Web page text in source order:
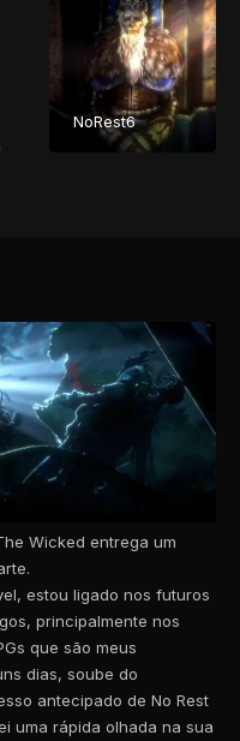
NoRest6
Wicked entrega um
estou ligado nos futuros
principalmente nos
que são meus
dias, soube do
antecipado de No Rest
uma rápida olhada na sua